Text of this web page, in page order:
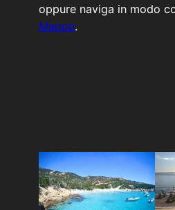
oppure naviga in modo
Mappa.